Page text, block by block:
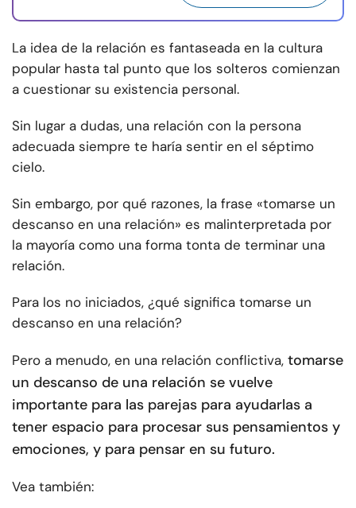
La idea de la relación es fantaseada en la cultura
popular hasta tal punto que los solteros comienzan
a cuestionar su existencia personal.
Sin lugar a dudas, una relación con la persona
adecuada siempre te haría sentir en el séptimo
cielo.
Sin embargo, por qué razones, la frase «tomarse un
descanso en una relación» es malinterpretada por
la mayoría como una forma tonta de terminar una
relación.
Para los no iniciados, ¿qué significa tomarse un
descanso en una relación?
Pero a menudo, en una relación conflictiva, tomarse
un descanso de una relación se vuelve
importante para las parejas para ayudarlas a
tener espacio para procesar sus pensamientos y
emociones, y para pensar en su futuro.
Vea también: